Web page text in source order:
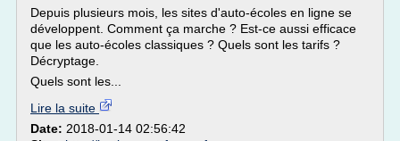
Depuis plusieurs mois, les sites d'auto-écoles en ligne se
développent. Comment ça marche ? Est-ce aussi efficace
que les auto-écoles classiques ? Quels sont les tarifs ?
Décryptage.
Quels sont les...
Lire la suite
Date: 2018-01-14 02:56:42